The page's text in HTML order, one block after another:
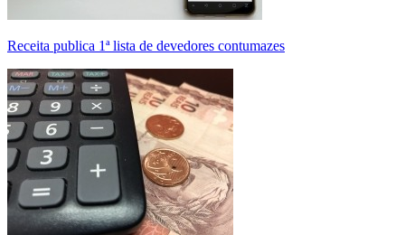
Receita publica 1ª lista de devedores contumazes